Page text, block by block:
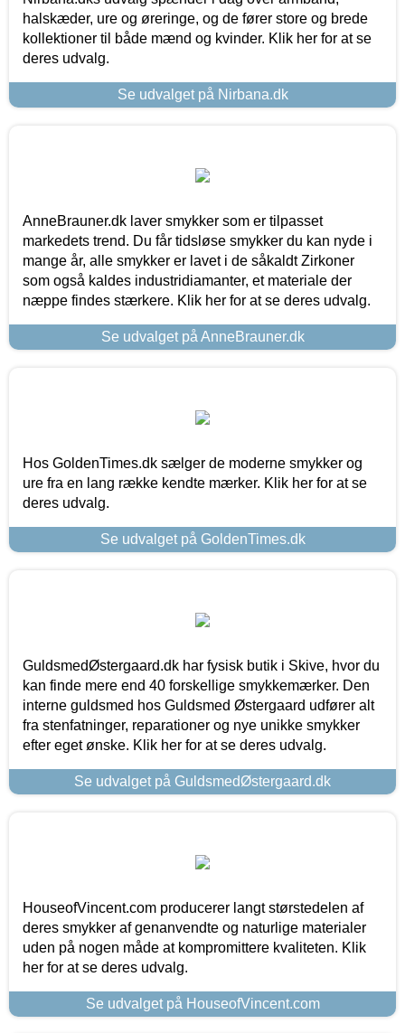
halskæder, ure og øreringe, og de fører store og brede
kollektioner til både mænd og kvinder. Klik her for at se
deres udvalg.
Se udvalget på Nirbana.dk
AnneBrauner.dk laver smykker som er tilpasset
markedets trend. Du får tidsløse smykker du kan nyde i
mange år, alle smykker er lavet i de såkaldt Zirkoner
som også kaldes industridiamanter, et materiale der
næppe findes stærkere. Klik her for at se deres udvalg.
Se udvalget på AnneBrauner.dk
Hos GoldenTimes.dk sælger de moderne smykker og
ure fra en lang række kendte mærker. Klik her for at se
deres udvalg.
Se udvalget på GoldenTimes.dk
GuldsmedØstergaard.dk har fysisk butik i Skive, hvor du
kan finde mere end 40 forskellige smykkemærker. Den
interne guldsmed hos Guldsmed Østergaard udfører alt
fra stenfatninger, reparationer og nye unikke smykker
efter eget ønske. Klik her for at se deres udvalg.
Se udvalget på GuldsmedØstergaard.dk
HouseofVincent.com producerer langt størstedelen af
deres smykker af genanvendte og naturlige materialer
uden på nogen måde at kompromittere kvaliteten. Klik
her for at se deres udvalg.
Se udvalget på HouseofVincent.com